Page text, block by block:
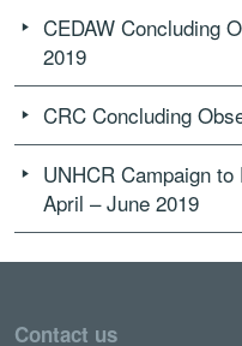
CEDAW Concluding
2019
CRC Concluding
UNHCR Campaign
April – June 2019
Contact us